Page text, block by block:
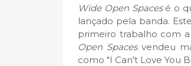
Wide Open Spacesé o
lançado pela banda.
primeiro trabalho com a
Open Spaces vendeu
como "I Can't Love You